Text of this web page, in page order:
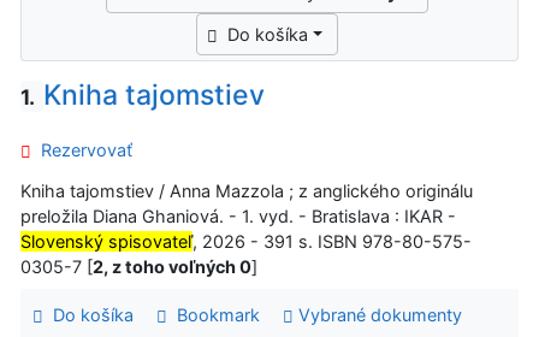
Do košíka
1. Kniha tajomstiev
Rezervovať
Kniha tajomstiev / Anna Mazzola ; z anglického originálu
preložila Diana Ghaniová. - 1. vyd. - Bratislava : IKAR -
Slovenský spisovateľ, 2026 - 391 s. ISBN 978-80-575-
0305-7 [2, z toho voľných 0]
Do košíka Bookmark Vybrané dokumenty